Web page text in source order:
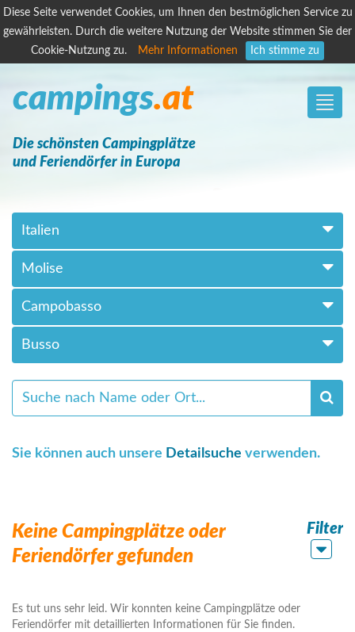
Diese Seite verwendet Cookies, um Ihnen den bestmöglichen Service zu
gewährleisten. Durch die weitere Nutzung der Website stimmen Sie der
Cookie-Nutzung zu.
Mehr Informationen Ich stimme zu
Toggle
campings.at
Die schönsten Campingplätze
und Feriendörfer in Europa
Italien
Molise
Campobasso
Busso
Sie können auch unsere Detailsuche verwenden.
Keine Campingplätze oder
Feriendörfer gefunden
Filter
Es tut uns sehr leid. Wir konnten keine Campingplätze oder
Feriendörfer mit detaillierten Informationen für Sie finden.